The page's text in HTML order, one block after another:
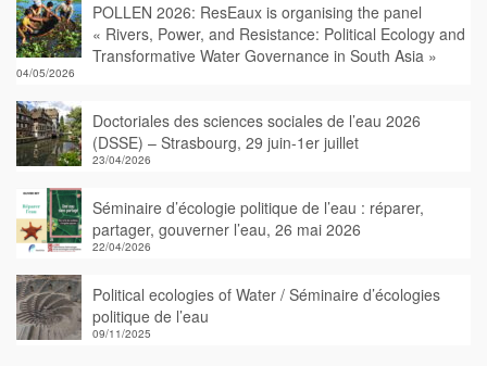
POLLEN 2026: ResEaux is organising the panel
« Rivers, Power, and Resistance: Political Ecology and
Transformative Water Governance in South Asia »
04/05/2026
Doctoriales des sciences sociales de l’eau 2026
(DSSE) – Strasbourg, 29 juin-1er juillet
23/04/2026
Séminaire d’écologie politique de l’eau : réparer,
partager, gouverner l’eau, 26 mai 2026
22/04/2026
Political ecologies of Water / Séminaire d’écologies
politique de l’eau
09/11/2025